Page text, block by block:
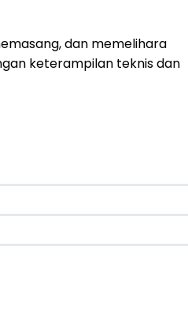
dan memelihara
keterampilan teknis dan